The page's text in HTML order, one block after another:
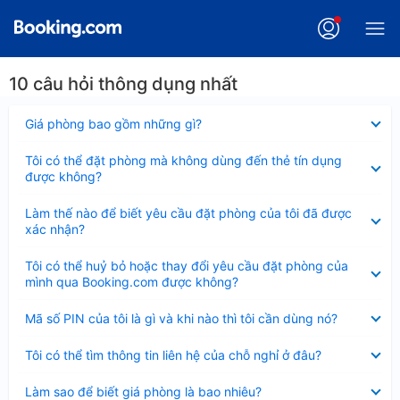
10 câu hỏi thông dụng nhất
Giá phòng bao gồm những gì?
thu
Tôi có thể đặt phòng mà không dùng đến thẻ tín dụng
được không?
thu
gọn
Làm thế nào để biết yêu cầu đặt phòng của tôi đã được
xác nhận?
thu
gọn
Tôi có thể huỷ bỏ hoặc thay đổi yêu cầu đặt phòng của
mình qua Booking.com được không?
thu
gọn
Mã số PIN của tôi là gì và khi nào thì tôi cần dùng nó?
thu
Tôi có thể tìm thông tin liên hệ của chỗ nghỉ ở đâu?
thu
Làm sao để biết giá phòng là bao nhiêu?
thu